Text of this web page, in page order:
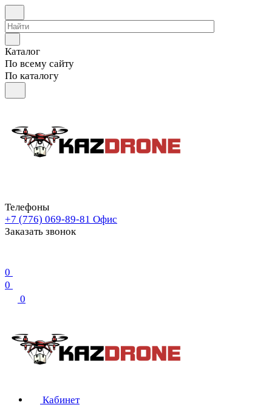
Каталог
По всему сайту
По каталогу
Телефоны
+7 (776) 069-89-81 Офис
Заказать звонок
0
0
0
Кабинет